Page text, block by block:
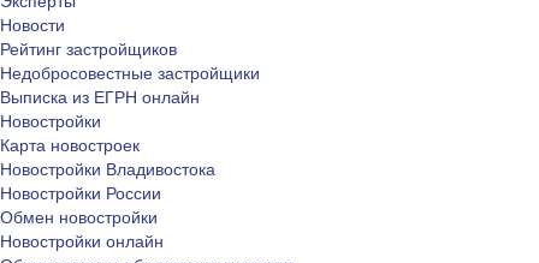
Новости
Рейтинг застройщиков
Недобросовестные застройщики
Выписка из ЕГРН онлайн
Новостройки
Карта новостроек
Новостройки Владивостока
Новостройки России
Обмен новостройки
Новостройки онлайн